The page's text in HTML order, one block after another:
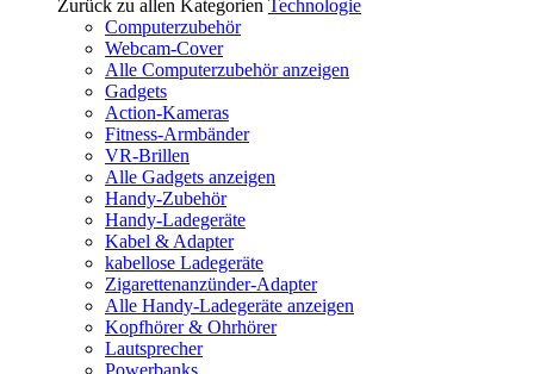
Zurück zu allen Kategorien Technologie
Computerzubehör
Webcam-Cover
Alle Computerzubehör anzeigen
Gadgets
Action-Kameras
Fitness-Armbänder
VR-Brillen
Alle Gadgets anzeigen
Handy-Zubehör
Handy-Ladegeräte
Kabel & Adapter
kabellose Ladegeräte
Zigarettenanzünder-Adapter
Alle Handy-Ladegeräte anzeigen
Kopfhörer & Ohrhörer
Lautsprecher
Powerbanks